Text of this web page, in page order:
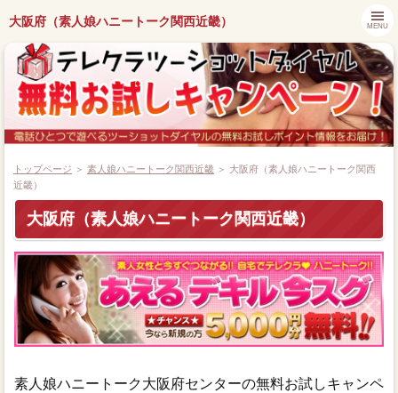
大阪府（素人娘ハニートーク関西近畿） MENU
都道府県別キャンペーン情報
ツーショットダイヤル番組紹介
アプリでツーショットダイヤル
トップページ ＞ 素人娘ハニートーク関西近畿 ＞ 大阪府（素人娘ハニートーク関西
近畿）
大阪府（素人娘ハニートーク関西近畿）
素人娘ハニートーク大阪府センターの無料お試しキャンペ